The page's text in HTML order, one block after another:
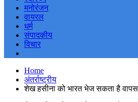
मनोरंजन
वायरल
धर्म
संपादकीय
विचार
Home
अंतर्राष्ट्रीय
शेख हसीना को भारत भेज सकता है